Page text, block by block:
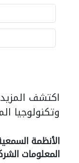
اكتشف
وتكنولوجيا
الأنظمة
المعلومات